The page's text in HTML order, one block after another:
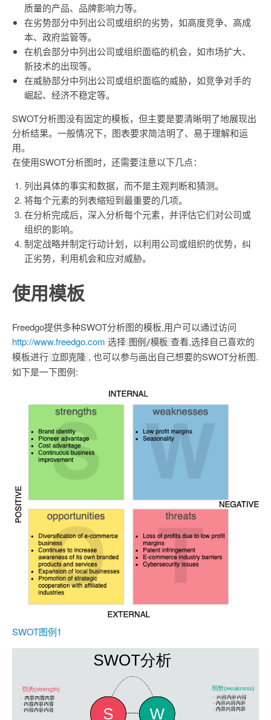
质量的产品、品牌影响力等。
在劣势部分中列出公司或组织的劣势，如高度竞争、高成
本、政府监管等。
在机会部分中列出公司或组织面临的机会，如市场扩大、
新技术的出现等。
在威胁部分中列出公司或组织面临的威胁，如竞争对手的
崛起、经济不稳定等。
SWOT分析图没有固定的模板，但主要是要清晰明了地展现出
分析结果。一般情况下，图表要求简洁明了、易于理解和运
用。
在使用SWOT分析图时，还需要注意以下几点：
列出具体的事实和数据，而不是主观判断和猜测。
将每个元素的列表缩短到最重要的几项。
在分析完成后，深入分析每个元素，并评估它们对公司或
组织的影响。
制定战略并制定行动计划，以利用公司或组织的优势，纠
正劣势，利用机会和应对威胁。
使用模板
Freedgo提供多种SWOT分析图的模板,用户可以通过访问
http://www.freedgo.com 选择 图例/模板 查看,选择自己喜欢的
模板进行 立即克隆 , 也可以参与画出自己想要的SWOT分析图.
如下是一下图例:
SWOT图例1